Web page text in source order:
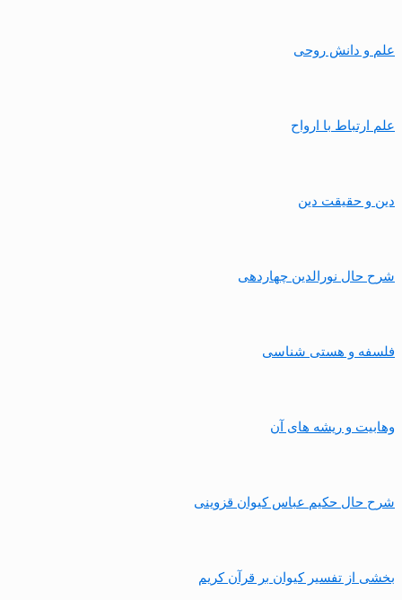
علم و دانش روحی
علم ارتباط با ارواح
دین و حقیقت دین
شرح حال نورالدین چهاردهی
فلسفه و هستی شناسی
وهابیت و ریشه های آن
شرح حال حکیم عباس کیوان قزوینی
بخشی از تفسیر کیوان بر قرآن کریم